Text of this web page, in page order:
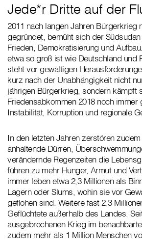
Jede*r Dritte auf der
2011 nach langen Jahren Bürgerkrieg
gegründet, bemüht sich der
Frieden, Demokratisierung und
etwa so groß ist wie Deutschland und
steht vor gewaltigen
kurz nach der Unabhängigkeit nicht
jährigen Bürgerkrieg, sondern kämpft
Friedensabkommen 2018 noch immer
Instabilität, Korruption und regionale
In den letzten Jahren zerstören
anhaltende Dürren,
verändernde Regenzeiten die
führen zu mehr Hunger, Armut und
immer leben etwa 2,3 Millionen als
Lagern oder Slums, wohin sie vor
geflohen sind. Weitere fast 2,3
Geflüchtete außerhalb des Landes.
ausgebrochenen Krieg im
zudem mehr als 1 Million Menschen